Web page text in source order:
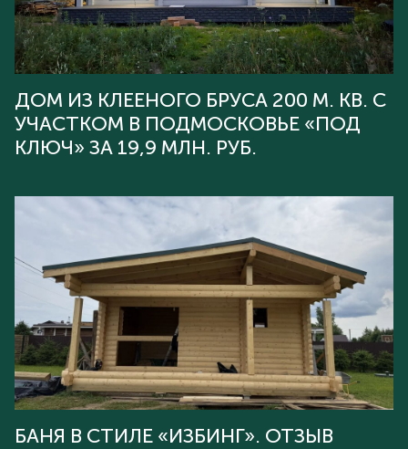
ДОМ ИЗ КЛЕЕНОГО БРУСА 200 М. КВ. С
УЧАСТКОМ В ПОДМОСКОВЬЕ «ПОД
КЛЮЧ» ЗА 19,9 МЛН. РУБ.
БАНЯ В СТИЛЕ «ИЗБИНГ». ОТЗЫВ